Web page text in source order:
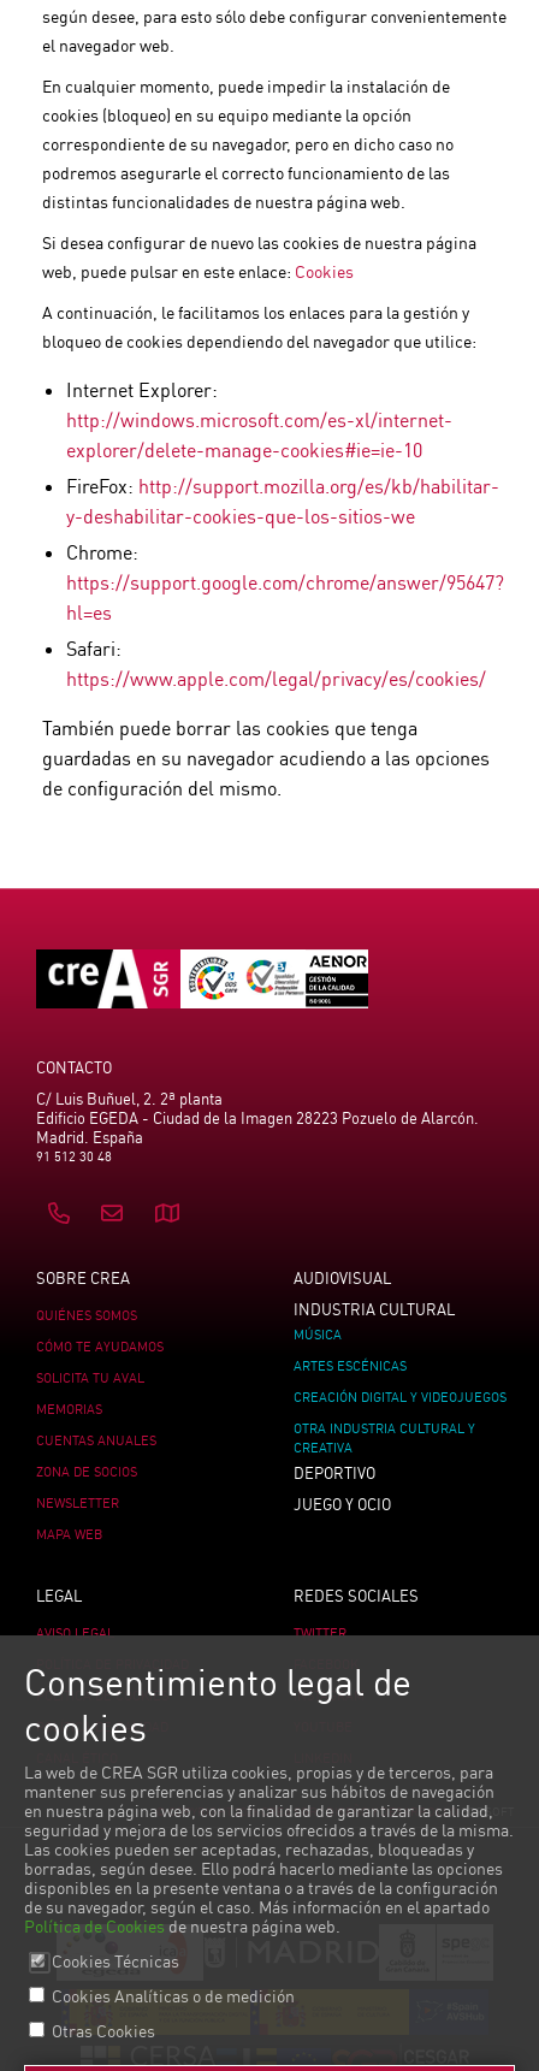
según desee, para esto sólo debe configurar convenientemente
el navegador web.
En cualquier momento, puede impedir la instalación de
cookies (bloqueo) en su equipo mediante la opción
correspondiente de su navegador, pero en dicho caso no
podremos asegurarle el correcto funcionamiento de las
distintas funcionalidades de nuestra página web.
Si desea configurar de nuevo las cookies de nuestra página
web, puede pulsar en este enlace: Cookies
A continuación, le facilitamos los enlaces para la gestión y
bloqueo de cookies dependiendo del navegador que utilice:
Internet Explorer:
http://windows.microsoft.com/es-xl/internet-
explorer/delete-manage-cookies#ie=ie-10
FireFox: http://support.mozilla.org/es/kb/habilitar-
y-deshabilitar-cookies-que-los-sitios-we
Chrome:
https://support.google.com/chrome/answer/95647?
hl=es
Safari:
https://www.apple.com/legal/privacy/es/cookies/
También puede borrar las cookies que tenga
guardadas en su navegador acudiendo a las opciones
de configuración del mismo.
CONTACTO
C/ Luis Buñuel, 2. 2ª planta
Edificio EGEDA - Ciudad de la Imagen 28223 Pozuelo de Alarcón.
Madrid. España
91 512 30 48
SOBRE CREA
QUIÉNES SOMOS
CÓMO TE AYUDAMOS
SOLICITA TU AVAL
MEMORIAS
CUENTAS ANUALES
ZONA DE SOCIOS
NEWSLETTER
MAPA WEB
AUDIOVISUAL
INDUSTRIA CULTURAL
MÚSICA
ARTES ESCÉNICAS
CREACIÓN DIGITAL Y VIDEOJUEGOS
OTRA INDUSTRIA CULTURAL Y
CREATIVA
DEPORTIVO
JUEGO Y OCIO
LEGAL
AVISO LEGAL
POLÍTICA DE COOKIES
POLÍTICA DE CALIDAD
REDES SOCIALES
TWITTER
INSTAGRAM
© COPYRIGHT 2026 CREA SGR| DISEÑO Y DESARROLLOSGRSOFT
Consentimiento legal de
cookies
La web de CREA SGR utiliza cookies, propias y de terceros, para
mantener sus preferencias y analizar sus hábitos de navegación
en nuestra página web, con la finalidad de garantizar la calidad,
seguridad y mejora de los servicios ofrecidos a través de la misma.
Las cookies pueden ser aceptadas, rechazadas, bloqueadas y
borradas, según desee. Ello podrá hacerlo mediante las opciones
disponibles en la presente ventana o a través de la configuración
de su navegador, según el caso. Más información en el apartado
Política de Cookiesde nuestra página web.
Cookies Técnicas
Cookies Analíticas o de medición
Otras Cookies